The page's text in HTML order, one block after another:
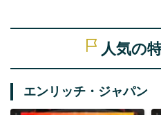
人気の
エンリッチ・ジャパン